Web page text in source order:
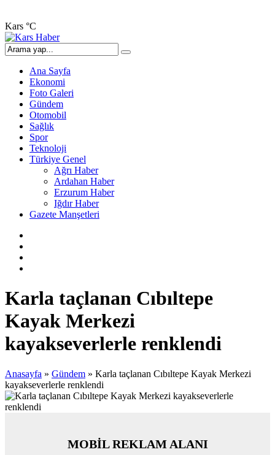
Kars °C
Ana Sayfa
Ekonomi
Foto Galeri
Gündem
Otomobil
Sağlık
Spor
Teknoloji
Türkiye Genel
Ağrı Haber
Ardahan Haber
Erzurum Haber
Iğdır Haber
Gazete Manşetleri
Karla taçlanan Cıbıltepe
Kayak Merkezi
kayakseverlerle renklendi
Anasayfa » Gündem » Karla taçlanan Cıbıltepe Kayak Merkezi
kayakseverlerle renklendi
MOBİL REKLAM ALANI